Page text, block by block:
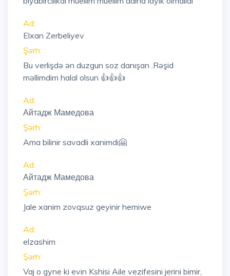
Ad:
Elxan Zerbeliyev
Şərh:
Bu verlişdə ən duzgun soz danışan .Rəşid
məllimdim halal olsun 👍👍👍
Ad:
Айтадж Мамедова
Şərh:
Ama bilinir savadli xanimdi🤗
Ad:
Айтадж Мамедова
Şərh:
Jale xanim zovqsuz geyinir hemiwe
Ad:
elzashim
Şərh:
Vaj o gyne ki evin Kshisi Aile vezifesini jerini bimir,